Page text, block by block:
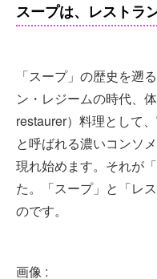
スープは、レストラ
「スープ」の歴史を遡
ン・レジームの時代、
restaurer）料理として
と呼ばれる濃いコンソ
現れ始めます。それが
た。「スープ」と「レ
のです。
画像 :